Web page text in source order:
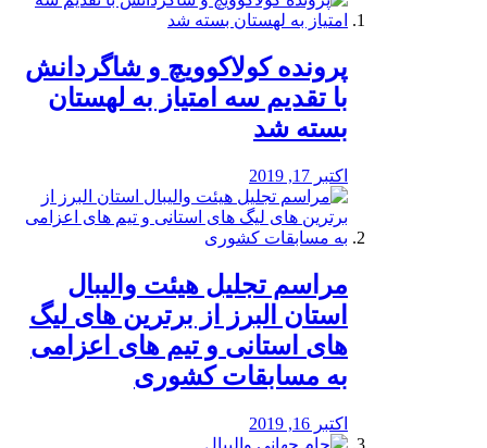
پرونده کولاکوویچ و شاگردانش
با تقدیم سه امتیاز به لهستان
بسته شد
اکتبر 17, 2019
مراسم تجلیل هیئت والیبال
استان البرز از برترین های لیگ
های استانی و تیم های اعزامی
به مسابقات کشوری
اکتبر 16, 2019